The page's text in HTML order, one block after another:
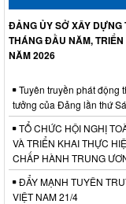
ĐẢNG ỦY SỞ XÂY DỰNG
THÁNG ĐẦU NĂM,
NĂM 2026
Tuyên truyền phát động
tưởng của Đảng lần thứ
TỔ CHỨC HỘI NGHỊ
VÀ TRIỂN KHAI THỰC
CHẤP HÀNH TRUNG
ĐẨY MẠNH TUYÊN
VIỆT NAM 21/4